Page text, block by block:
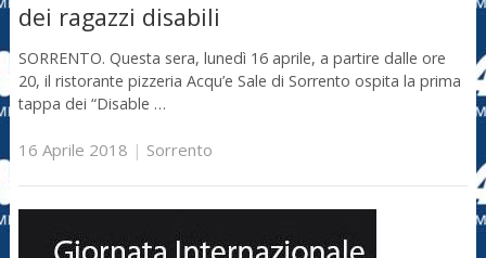
dei ragazzi disabili
SORRENTO. Questa sera, lunedì 16 aprile, a partire dalle ore
20, il ristorante pizzeria Acqu’e Sale di Sorrento ospita la prima
tappa dei “Disable …
16 Aprile 2018 | Sorrento